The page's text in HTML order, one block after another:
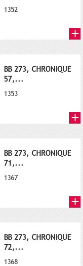
1352
BB 273, CHRONIQUE
57,...
1353
BB 273, CHRONIQUE
71,...
1367
BB 273, CHRONIQUE
72,...
1368